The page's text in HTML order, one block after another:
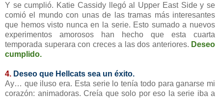
Y se cumplió. Katie Cassidy llegó al Upper East Side y se
comió el mundo con unas de las tramas más interesantes
que hemos visto nunca en la serie. Esto sumado a nuevos
experimentos amorosos han hecho que esta cuarta
temporada superara con creces a las dos anteriores. Deseo
cumplido.
4. Deseo que Hellcats sea un éxito.
Ay… que iluso era. Esta serie lo tenía todo para ganarse mi
corazón: animadoras. Creía que solo por eso la serie iba a